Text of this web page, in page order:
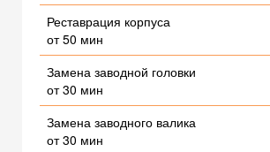
Реставрация корпуса
от 50 мин
Замена заводной головки
от 30 мин
Замена заводного валика
от 30 мин